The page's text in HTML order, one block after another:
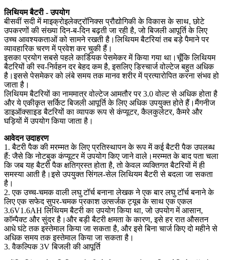
लिथियम बैटरी - उपयोग
बीसवीं सदी में माइक्रोइलेक्ट्रॉनिक्स प्रौद्योगिकी के विकास के साथ, छोटे
उपकरणों की संख्या दिन-ब-दिन बढ़ती जा रही है, जो बिजली आपूर्ति के लिए
उच्च आवश्यकताओं को सामने रखती है।लिथियम बैटरियां तब बड़े पैमाने पर
व्यावहारिक चरण में प्रवेश कर चुकी हैं।
इसका प्रयोग सबसे पहले कार्डियक पेसमेकर में किया गया था।चूँकि लिथियम
बैटरियों की स्व-निर्वहन दर बेहद कम है, इसलिए डिस्चार्ज वोल्टेज बहुत अधिक
है।इससे पेसमेकर को लंबे समय तक मानव शरीर में प्रत्यारोपित करना संभव हो
जाता है।
लिथियम बैटरियों का नाममात्र वोल्टेज आमतौर पर 3.0 वोल्ट से अधिक होता है
और ये एकीकृत सर्किट बिजली आपूर्ति के लिए अधिक उपयुक्त होते हैं।मैंगनीज
डाइऑक्साइड बैटरियों का व्यापक रूप से कंप्यूटर, कैलकुलेटर, कैमरे और
घड़ियों में उपयोग किया जाता है।
आवेदन उदाहरण
1. बैटरी पैक की मरम्मत के लिए प्रतिस्थापन के रूप में कई बैटरी पैक उपलब्ध
हैं: जैसे कि नोटबुक कंप्यूटर में उपयोग किए जाने वाले।मरम्मत के बाद पता चला
कि जब यह बैटरी पैक क्षतिग्रस्त होता है, तो केवल व्यक्तिगत बैटरियों में ही
समस्या आती है।इसे उपयुक्त सिंगल-सेल लिथियम बैटरी से बदला जा सकता
है।
2. एक उच्च-चमक वाली लघु टॉर्च बनाना लेखक ने एक बार लघु टॉर्च बनाने के
लिए एक सफेद सुपर-चमक प्रकाश उत्सर्जक ट्यूब के साथ एक एकल
3.6V1.6AH लिथियम बैटरी का उपयोग किया था, जो उपयोग में आसान,
कॉम्पैक्ट और सुंदर है।और बड़ी बैटरी क्षमता के कारण, इसे हर रात औसतन
आधे घंटे तक इस्तेमाल किया जा सकता है, और इसे बिना चार्ज किए दो महीने से
अधिक समय तक इस्तेमाल किया जा सकता है।
3. वैकल्पिक 3V बिजली की आपूर्ति